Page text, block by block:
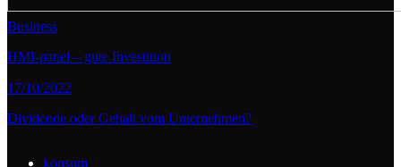
Business
HMI-panel – gute Investition
17/10/2022
Dividende oder Gehalt vom Unternehmen?
konsum